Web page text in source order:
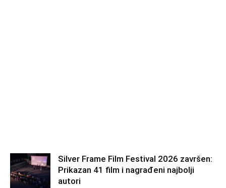
Silver Frame Film Festival 2026 završen:
Prikazan 41 film i nagrađeni najbolji
autori